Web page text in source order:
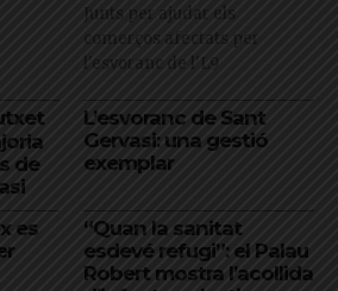
Junts per ajudar els
comerços afectats per
l'esvoranc de l'L9
de
L’esvoranc de Sant
Gervasi: una gestió
exemplar
es
“Quan la sanitat
esdevé refugi”: el Palau
Robert mostra l’acollida